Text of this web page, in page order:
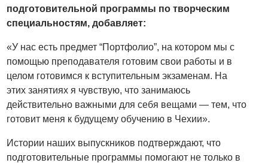
подготовительной программы по творческим
специальностям, добавляет:
«У нас есть предмет “Портфолио”, на котором мы с
помощью преподавателя готовим свои работы и в
целом готовимся к вступительным экзаменам. На
этих занятиях я чувствую, что занимаюсь
действительно важными для себя вещами — тем, что
готовит меня к будущему обучению в Чехии».
Истории наших выпускников подтверждают, что
подготовительные программы помогают не только в